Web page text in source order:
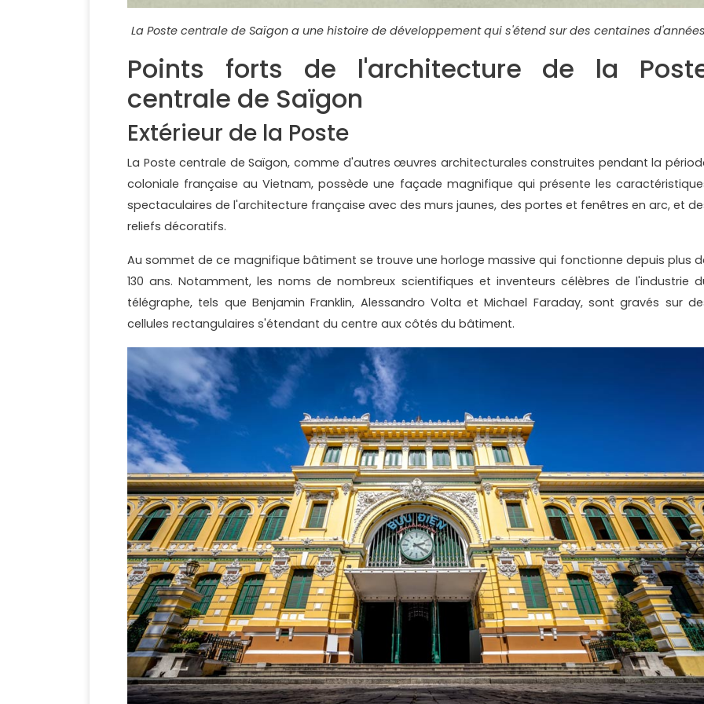
La Poste centrale de Saïgon a une histoire de développement qui s'étend sur des centaines d'années
Points forts de l'architecture de la
centrale de Saïgon
Extérieur de la Poste
La Poste centrale de Saïgon, comme d'autres œuvres architecturales construites pendant la
coloniale française au Vietnam, possède une façade magnifique qui présente les
spectaculaires de l'architecture française avec des murs jaunes, des portes et fenêtres en arc, et
reliefs décoratifs.
Au sommet de ce magnifique bâtiment se trouve une horloge massive qui fonctionne depuis plus
130 ans. Notamment, les noms de nombreux scientifiques et inventeurs célèbres de l'industrie
télégraphe, tels que Benjamin Franklin, Alessandro Volta et Michael Faraday, sont gravés sur
cellules rectangulaires s'étendant du centre aux côtés du bâtiment.